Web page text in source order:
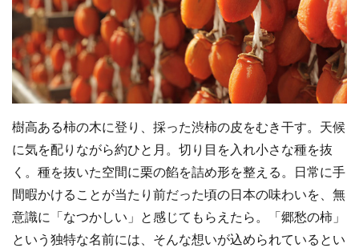
樹高ある柿の木に登り、採った渋柿の皮をむき干す。天候
に気を配りながら約ひと月。切り目を入れ小さな種を抜
く。種を抜いた空間に栗の餡を詰め形を整える。日常に手
間暇かけることが当たり前だった頃の日本の味わいを、無
意識に「なつかしい」と感じてもらえたら。「郷愁の柿」
という独特な名前には、そんな想いが込められているとい